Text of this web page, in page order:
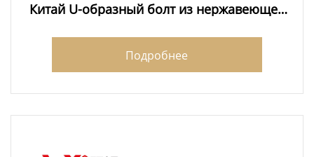
Китай U-образный болт из нержавеющей
Подробнее